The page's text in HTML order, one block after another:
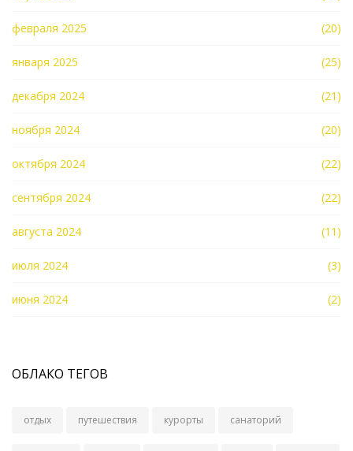
февраля 2025 (20)
января 2025 (25)
декабря 2024 (21)
ноября 2024 (20)
октября 2024 (22)
сентября 2024 (22)
августа 2024 (11)
июля 2024 (3)
июня 2024 (2)
ОБЛАКО ТЕГОВ
отдых путешествия курорты санаторий